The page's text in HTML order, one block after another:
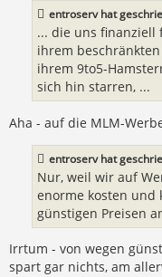
entroserv hat
... die uns finanziell
ihrem
ihrem 9to5-
sich hin starren, ...
Aha - auf die MLM-
entroserv hat
Nur, weil wir auf
enorme kosten und
günstigen Preisen
Irrtum - von wegen
spart gar nichts, am